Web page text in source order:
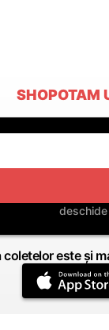
SHOPOTAM
coletelor este și